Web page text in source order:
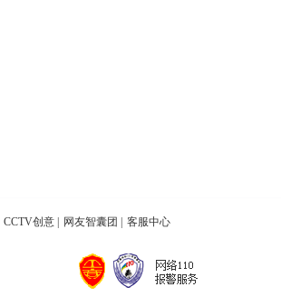
CCTV创意 网友智囊团 客服中心